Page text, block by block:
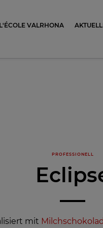
L'ÉCOLE VALRHONA
PROFESSIONELL
mit